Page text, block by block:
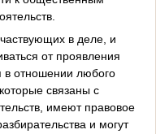
в деле, и
от проявления
в отношении любого
связаны с
имеют правовое
и могут